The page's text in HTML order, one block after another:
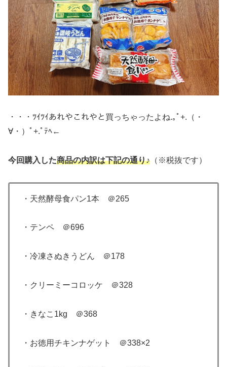
・・・ﾂｲﾂｲあれやこれやと買っちゃったよね.｡ﾟ+.（・
∀・）ﾟ+.ﾟﾃﾍ←
今回購入した商品の内訳は下記の通り♪ （※税抜です）
・天然酵母食パン1本 ＠265
・テンペ ＠696
・冷凍さぬきうどん ＠178
・クリーミーコロッケ ＠328
・きなこ1kg ＠368
・お徳用チキンナゲット ＠338×2